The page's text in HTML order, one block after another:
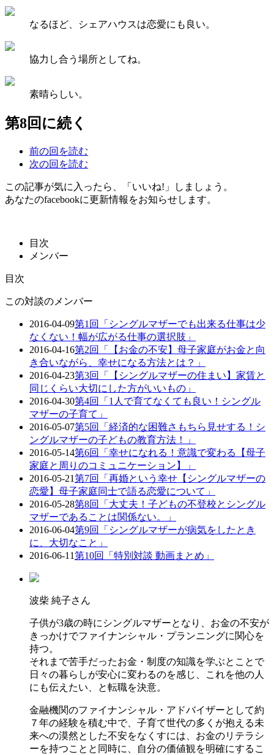
なるほど、シェアハウスは恋愛にも良い。
協力し合う場所としてね。
素晴らしい。
第8回に続く
前の回を読む
次の回を読む
この記事が気に入ったら、「いいね!」しましょう。
あなたのfacebookに更新情報をお知らせします。
目次
メンバー
目次
この対談のメンバー
2016-04-09第1回「シングルマザーでも出来る仕事は少
なくない！幅が広がる仕事の選択肢」
2016-04-16第2回「【お金の不安】母子家庭がお金と向
き合いながら、幸せになる方法とは？」
2016-04-23第3回「【シングルマザーの住まい】家賃と
同じくらい大切にした方がいいもの」
2016-04-30第4回「1人で育てなくても良い！シングル
マザーの子育て」
2016-05-07第5回「経済的な困難さもちら見せする！シ
ングルマザーの子どもの教育方法！」
2016-05-14第6回「幸せになれる！意識で変わる【母子
家庭と周りのコミュニケーション】」
2016-05-21第7回「再婚という幸せ【シングルマザーの
恋愛】母子家庭同士で語る恋愛について」
2016-05-28第8回「大丈夫！子どもの不登校とシングル
マザーであることは関係ない。」
2016-06-04第9回「シングルマザーが病気をしたとき
に、大切なこと」
2016-06-11第10回「特別対談 動画まとめ」
波柴 純子さん
子供が3歳の時にシングルマザーとなり、お金の不安が
きっかけでファイナンシャル・プランニングに関心を
持つ。
それまで苦手だったお金・制度の知識を学ぶとことで
日々の暮らしが安心に変わるのを感じ、これを他の人
にも伝えたい、と転職を決意。
金融機関のファイナンシャル・アドバイザーとして約
７年の経験を積む中で、子育て世代の多くが抱える未
来への漠然とした不安をなくすには、お金のリテラシ
ーを持つことと同時に、自分の価値観を明確にするこ